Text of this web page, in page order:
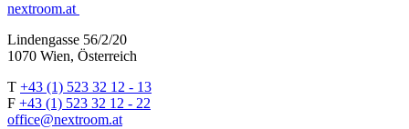
nextroom.at
Lindengasse 56/2/20
1070 Wien, Österreich
T +43 (1) 523 32 12 - 13
F +43 (1) 523 32 12 - 22
office@nextroom.at